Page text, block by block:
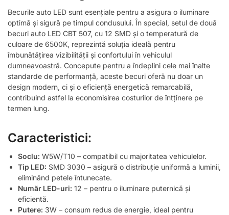
Becurile auto LED sunt esențiale pentru a asigura o iluminare
optimă și sigură pe timpul condusului. În special, setul de două
becuri auto LED CBT 507, cu 12 SMD și o temperatură de
culoare de 6500K, reprezintă soluția ideală pentru
îmbunătățirea vizibilității și confortului în vehiculul
dumneavoastră. Concepute pentru a îndeplini cele mai înalte
standarde de performanță, aceste becuri oferă nu doar un
design modern, ci și o eficiență energetică remarcabilă,
contribuind astfel la economisirea costurilor de întținere pe
termen lung.
Caracteristici:
Soclu: W5W/T10 – compatibil cu majoritatea vehiculelor.
Tip LED: SMD 3030 – asigură o distribuție uniformă a luminii,
eliminând petele întunecate.
Număr LED-uri: 12 – pentru o iluminare puternică și
eficientă.
Putere: 3W – consum redus de energie, ideal pentru